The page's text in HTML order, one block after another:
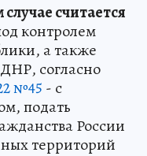
считается
контролем
а также
согласно
№45 - с
подать
России
территорий